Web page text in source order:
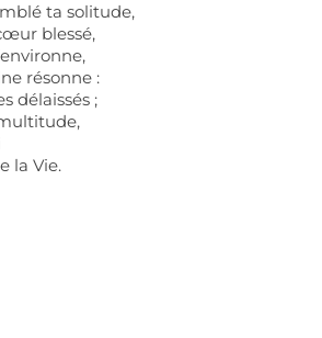
ta solitude,
blessé,
résonne :
délaissés ;
la Vie.